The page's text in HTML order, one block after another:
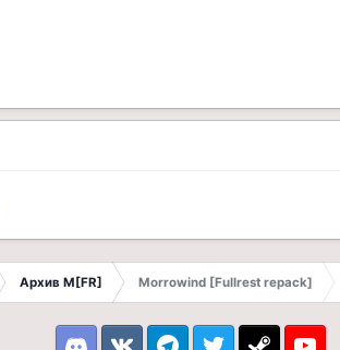
Архив M[FR] Morrowind [Fullrest repack]